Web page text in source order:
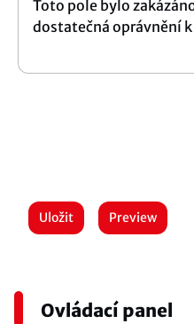
Uložit Preview
Ovládací panel